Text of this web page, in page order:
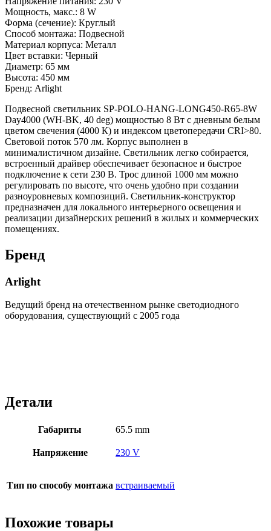
Мощность, макс.: 8 W
Форма (сечение): Круглый
Способ монтажа: Подвесной
Материал корпуса: Металл
Цвет вставки: Черный
Диаметр: 65 мм
Высота: 450 мм
Бренд: Arlight
Подвесной светильник SP-POLO-HANG-LONG450-R65-8W
Day4000 (WH-BK, 40 deg) мощностью 8 Вт с дневным белым
цветом свечения (4000 К) и индексом цветопередачи CRI>80.
Световой поток 570 лм. Корпус выполнен в
минималистичном дизайне. Светильник легко собирается,
встроенный драйвер обеспечивает безопасное и быстрое
подключение к сети 230 В. Трос длиной 1000 мм можно
регулировать по высоте, что очень удобно при создании
разноуровневых композиций. Светильник-конструктор
предназначен для локального интерьерного освещения и
реализации дизайнерских решений в жилых и коммерческих
помещениях.
Бренд
Arlight
Ведущий бренд на отечественном рынке светодиодного
оборудования, существующий с 2005 года
Детали
Габариты 65.5 mm
Напряжение 230 V
Тип по способу монтажа встраиваемый
Похожие товары